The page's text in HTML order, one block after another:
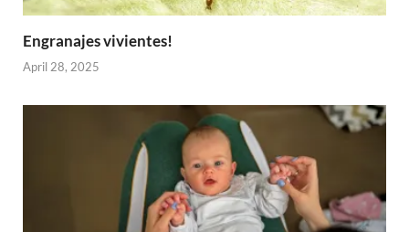
Engranajes vivientes!
April 28, 2025